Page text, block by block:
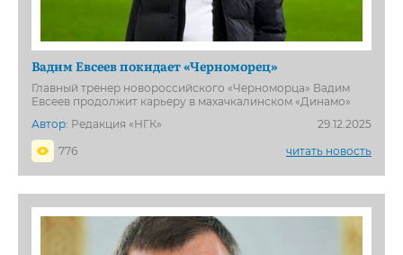
Вадим Евсеев покидает «Черноморец»
Главный тренер новороссийского «Черноморца» Вадим
Евсеев продолжит карьеру в махачкалинском «Динамо»
Автор: Редакция «НГК»
29.12.2025
776
читать новость